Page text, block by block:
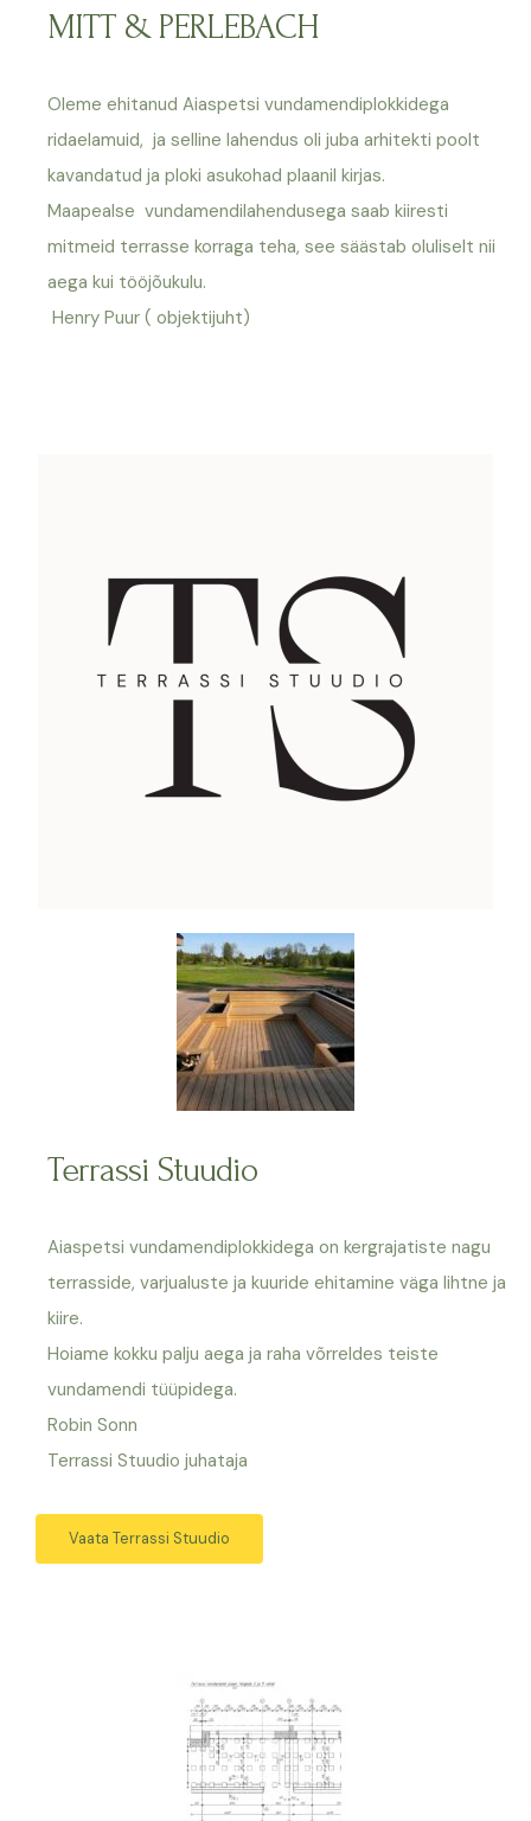
MITT & PERLEBACH
Oleme ehitanud Aiaspetsi vundamendiplokkidega
ridaelamuid, ja selline lahendus oli juba arhitekti poolt
kavandatud ja ploki asukohad plaanil kirjas.
Maapealse vundamendilahendusega saab kiiresti
mitmeid terrasse korraga teha, see säästab oluliselt nii
aega kui tööjõukulu.
Henry Puur ( objektijuht)
Terrassi Stuudio
Aiaspetsi vundamendiplokkidega on kergrajatiste nagu
terrasside, varjualuste ja kuuride ehitamine väga lihtne ja
kiire.
Hoiame kokku palju aega ja raha võrreldes teiste
vundamendi tüüpidega.
Robin Sonn
Terrassi Stuudio juhataja
Vaata Terrassi Stuudio